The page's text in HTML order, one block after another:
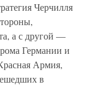
Черчилля
а с другой —
Германии и
Армия,
в